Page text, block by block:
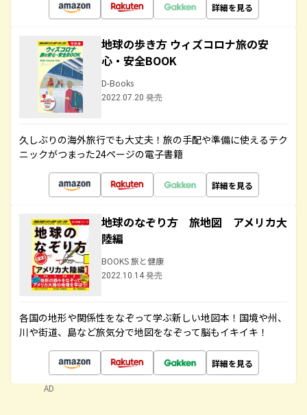
詳細を見る
地球の歩き方 ウィズコロナ旅の安
心・安全BOOK
D-Books
2022.07.20 発売
久しぶりの海外旅行でも大丈夫！旅の手配や準備に使えるテク
ニックがつまった24ページの電子書籍
詳細を見る
地球のなぞり方 旅地図 アメリカ大
陸編
BOOKS 旅と健康
2022.10.14 発売
各国の地形や関係性をなぞって学ぶ新しい地図本！国境や州、
川や街道、島など旅気分で地図をなぞって脳もイキイキ！
詳細を見る
AD